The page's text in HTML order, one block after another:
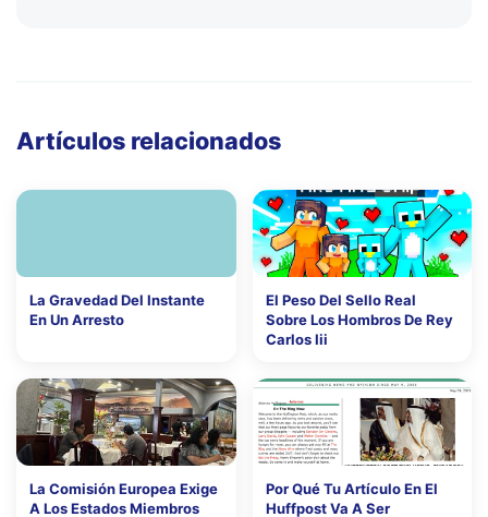
Artículos relacionados
La Gravedad Del Instante
En Un Arresto
El Peso Del Sello Real
Sobre Los Hombros De Rey
Carlos Iii
La Comisión Europea Exige
A Los Estados Miembros
Por Qué Tu Artículo En El
Huffpost Va A Ser